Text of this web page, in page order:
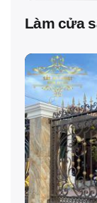
Làm cửa